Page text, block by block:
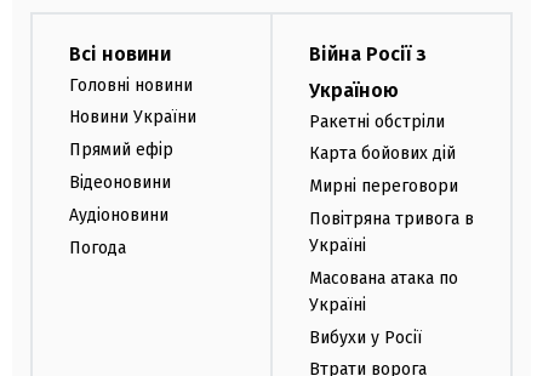
Всі новини
Головні новини
Новини України
Прямий ефір
Відеоновини
Аудіоновини
Погода
Війна Росії з
Україною
Ракетні обстріли
Карта бойових дій
Мирні переговори
Повітряна тривога в
Україні
Масована атака по
Україні
Вибухи у Росії
Втрати ворога